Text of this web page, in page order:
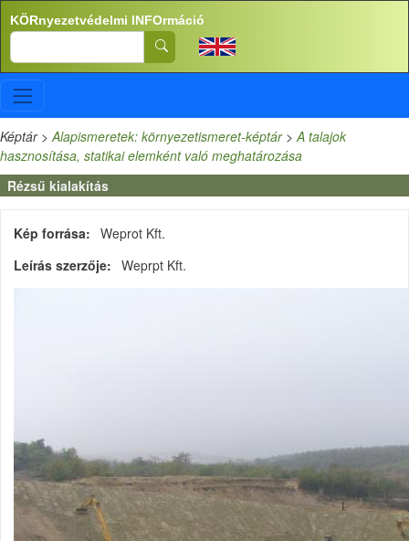
Ugrás a tartalomra
KÖRnyezetvédelmi INFOrmáció
Search
Képtár>Alapismeretek: környezetismeret-képtár>A talajok
hasznosítása, statikai elemként való meghatározása
Rézsű kialakítás
Kép forrása
Weprot Kft.
Leírás szerzője
Weprpt Kft.